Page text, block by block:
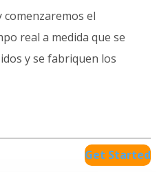
el
real a medida que se
y se fabriquen los
Get Started